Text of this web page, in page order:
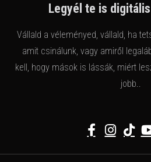
Legyél te is
Vállald a véleményed, vállald, ha
amit csinálunk, vagy amiről
kell, hogy mások is lássák, miért
jobb..